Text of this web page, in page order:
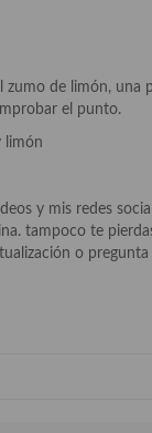
de limón, una
el punto.
limón
y mis redes
tampoco te
o